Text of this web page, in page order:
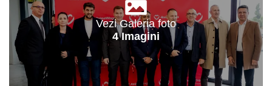
Vezi Galeria foto
4 Imagini